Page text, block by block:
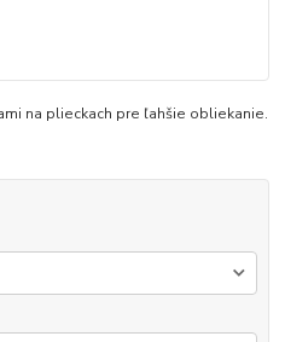
na plieckach pre ľahšie obliekanie.